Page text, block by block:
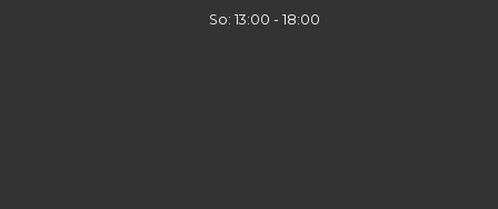
So: 13:00 - 18:00